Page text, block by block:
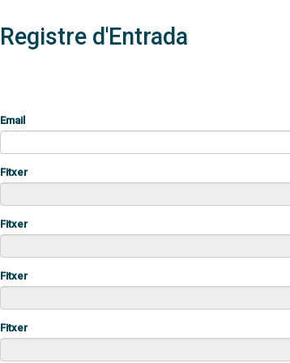
Registre d'Entrada
Email
Fitxer
Fitxer
Fitxer
Fitxer